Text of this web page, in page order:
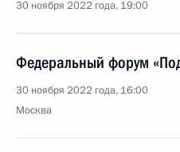
30 ноября 2022 года, 19:00
Федеральный форум
30 ноября 2022 года, 16:00
Москва